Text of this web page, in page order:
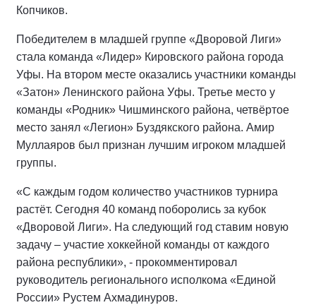
Копчиков.
Победителем в младшей группе «Дворовой Лиги»
стала команда «Лидер» Кировского района города
Уфы. На втором месте оказались участники команды
«Затон» Ленинского района Уфы. Третье место у
команды «Родник» Чишминского района, четвёртое
место занял «Легион» Буздякского района. Амир
Муллаяров был признан лучшим игроком младшей
группы.
«С каждым годом количество участников турнира
растёт. Сегодня 40 команд поборолись за кубок
«Дворовой Лиги». На следующий год ставим новую
задачу – участие хоккейной команды от каждого
района республики», - прокомментировал
руководитель регионального исполкома «Единой
России» Рустем Ахмадинуров.